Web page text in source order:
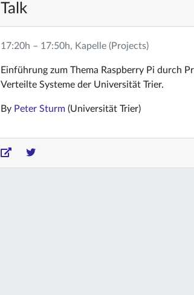
Talk
17:20h – 17:50h, Kapelle (Projects)
Einführung zum Thema Raspberry Pi durch
Verteilte Systeme der Universität Trier.
By Peter Sturm (Universität Trier)